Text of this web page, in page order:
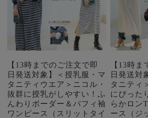
【13時までのご注文で即
日発送対象】＜授乳服・マ
タニティウエア＞ニコル・
抜群に授乳がしやすい！ふ
んわりボーダー＆パフィ袖
ワンピース（スリットタイ
【13時ま
日発送対
タニティ
にぴった
らかロン
ース（ジ